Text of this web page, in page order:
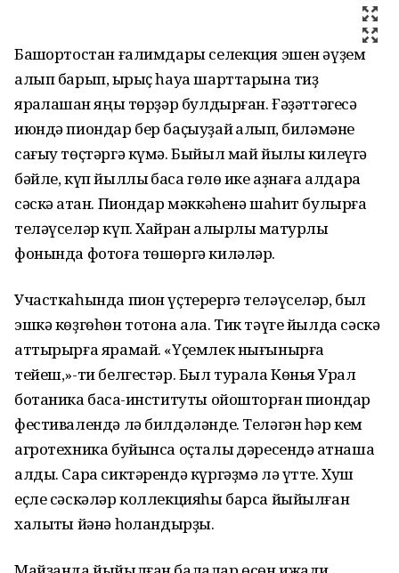
Башҡортостан ғалимдары селекция эшен әүҙем
алып барып, ҡырыҫ һауа шарттарына тиҙ
яраҡлашҡан яңы төрҙәр булдырған. Ғәҙәттәгесә
июндә пиондар бер баҫыуҙай ҡалҡып, биләмәне
сағыу төҫтәргә күмә. Быйыл май йылы килеүгә
бәйле, күп йыллыҡ баҡса гөлө ике аҙнаға алдараҡ
сәскә атҡан. Пиондар мәккәһенә шаһит булырға
теләүселәр күп. Хайран ҡалырлыҡ матурлыҡ
фонында фотоға төшөргә киләләр.
Участкаһында пион үҫтерергә теләүселәр, был
эшкә көҙгөһөн тотона ала. Тик тәүге йылда сәскә
аттырырға ярамай. «Үҫемлек нығынырға
тейеш,»-ти белгестәр. Был турала Көньяҡ Урал
ботаника баҡса-институты ойошторған пиондар
фестивалендә лә билдәләнде. Теләгән һәр кем
агротехника буйынса оҫталыҡ дәресендә ҡатнаша
алды. Сара сиктәрендә күргәҙмә лә үтте. Хуш
еҫле сәскәләр коллекцияһы барса йыйылған
халыҡты йәнә һоҡландырҙы.